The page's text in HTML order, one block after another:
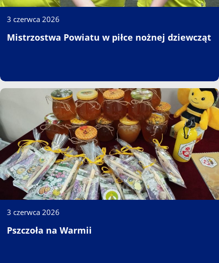
3 czerwca 2026
Mistrzostwa Powiatu w piłce nożnej dziewcząt
3 czerwca 2026
Pszczoła na Warmii